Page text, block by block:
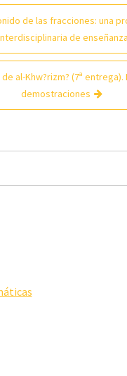
de las fracciones: una
de enseñanza
al-Khw?rizm? (7ª entrega).
demostraciones